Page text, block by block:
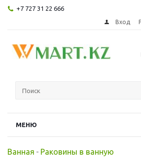
+7 727 31 22 666
Вход
МЕНЮ
Ванная - Раковины в ванную